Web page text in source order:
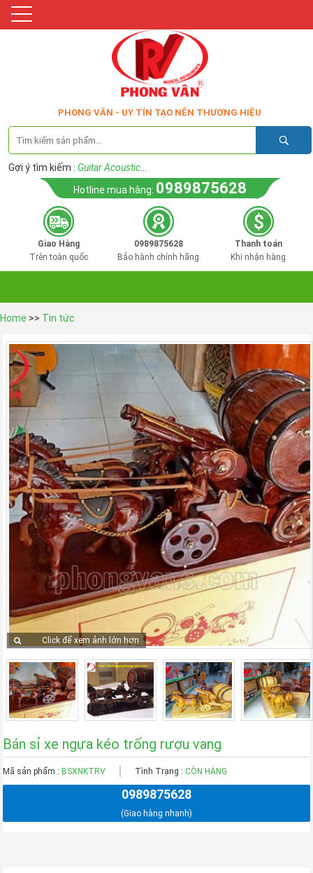
PHONG VÂN - UY TÍN TẠO NÊN THƯƠNG HIỆU
Gợi ý tìm kiếm : Guitar Acoustic
Hotline mua hàng: 0989875628
Giao Hàng
Trên toàn quốc
0989875628
Bảo hành chính hãng
Thanh toán
Khi nhận hàng
Home >> Tin tức
Click để xem ảnh lớn hơn
Bán sỉ xe ngựa kéo trống rượu vang
Mã sản phẩm : BSXNKTRV Tình Trạng : CÒN HÀNG
0989875628
(Giao hàng nhanh)